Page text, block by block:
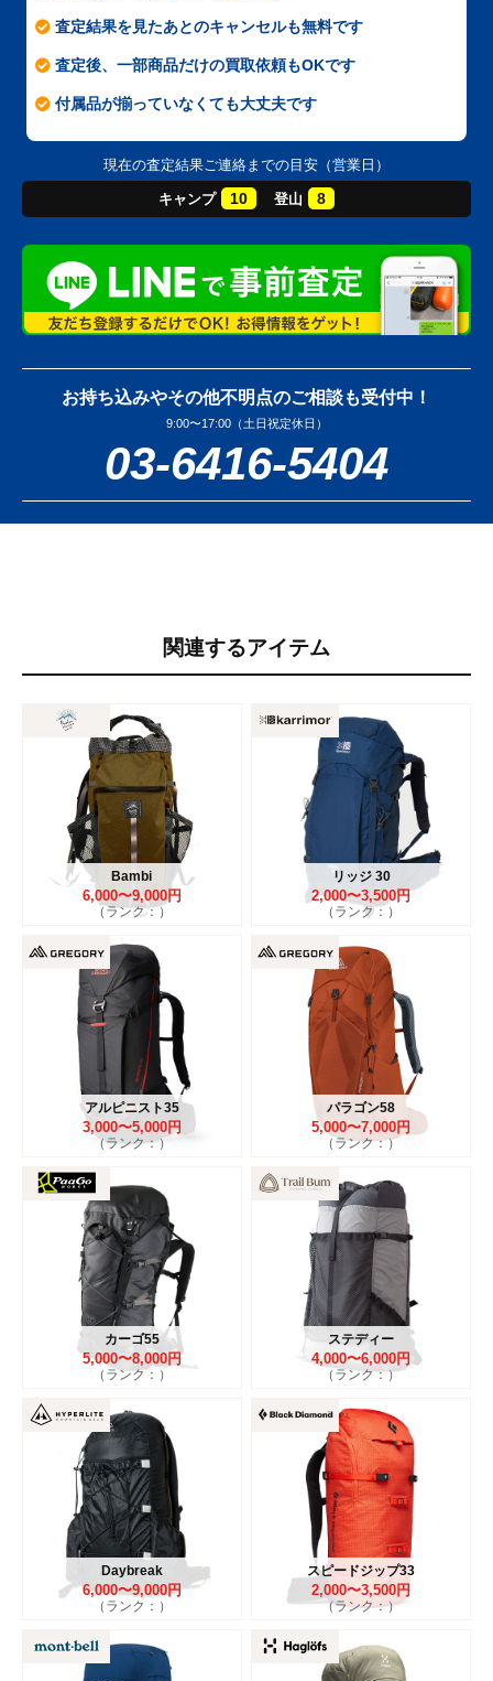
査定結果を見たあとのキャンセルも無料です
査定後、一部商品だけの買取依頼もOKです
付属品が揃っていなくても大丈夫です
現在の査定結果ご連絡までの目安（営業日）
キャンプ 10 登山 8
お持ち込みやその他不明点のご相談も受付中！
9:00〜17:00（土日祝定休日）
03-6416-5404
関連するアイテム
Bambi
6,000〜9,000円
（ランク：）
リッジ 30
2,000〜3,500円
（ランク：）
アルピニスト35
3,000〜5,000円
（ランク：）
パラゴン58
5,000〜7,000円
（ランク：）
カーゴ55
5,000〜8,000円
（ランク：）
ステディー
4,000〜6,000円
（ランク：）
Daybreak
6,000〜9,000円
（ランク：）
スピードジップ33
2,000〜3,500円
（ランク：）